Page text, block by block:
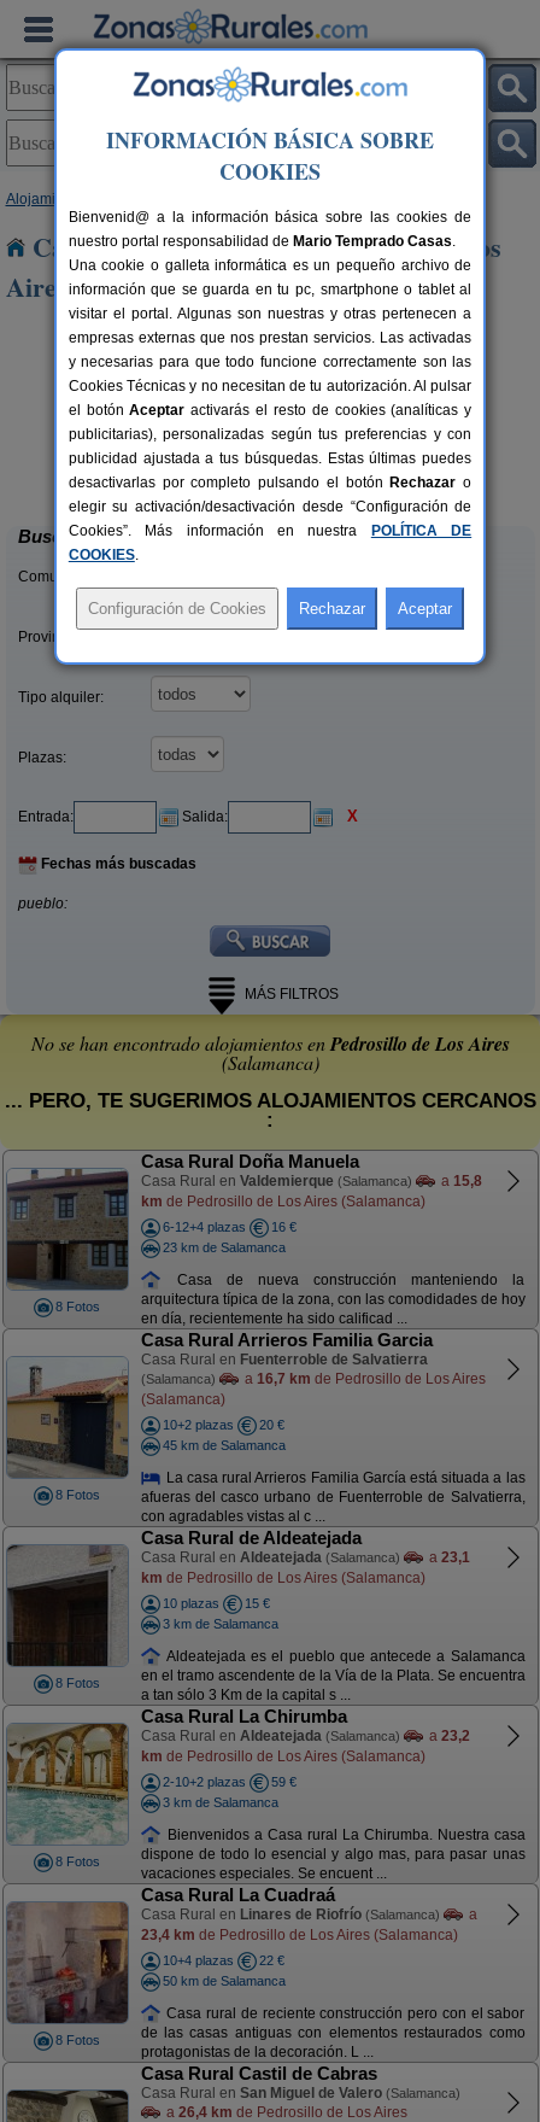
Alojamientos
Casas Rurales cerca de Pedrosillo de Los
Aires
4-14 pers.
desde18 €
Hotel Rural El Abejal
Ciudad Rodrigo (Salamanca)
Buscar
Comunidades:
Provincias/Islas:
Tipo alquiler:
Plazas:
Entrada: Salida: X
Fechas más buscadas
pueblo:
MÁS FILTROS
No se han encontrado alojamientos enPedrosillo de Los Aires
(Salamanca)
... PERO, TE SUGERIMOS ALOJAMIENTOS CERCANOS
:
8 Fotos
Casa Rural Doña Manuela
Casa Rural en Valdemierque (Salamanca) a 15,8
km de Pedrosillo de Los Aires (Salamanca)
6-12+4 plazas
16 €
23 km de Salamanca
Casa de nueva construcción manteniendo la
arquitectura típica de la zona, con las comodidades de hoy
en día, recientemente ha sido calificad ...
8 Fotos
Casa Rural Arrieros Familia Garcia
Casa Rural en Fuenterroble de Salvatierra
(Salamanca) a 16,7 km de Pedrosillo de Los Aires
(Salamanca)
10+2 plazas
20 €
45 km de Salamanca
La casa rural Arrieros Familia García está situada a las
afueras del casco urbano de Fuenterroble de Salvatierra,
con agradables vistas al c ...
8 Fotos
Casa Rural de Aldeatejada
Casa Rural en Aldeatejada (Salamanca) a 23,1
km de Pedrosillo de Los Aires (Salamanca)
10 plazas
15 €
3 km de Salamanca
Aldeatejada es el pueblo que antecede a Salamanca
en el tramo ascendente de la Vía de la Plata. Se encuentra
a tan sólo 3 Km de la capital s ...
8 Fotos
Casa Rural La Chirumba
Casa Rural en Aldeatejada (Salamanca) a 23,2
km de Pedrosillo de Los Aires (Salamanca)
2-10+2 plazas
59 €
3 km de Salamanca
Bienvenidos a Casa rural La Chirumba. Nuestra casa
dispone de todo lo esencial y algo mas, para pasar unas
vacaciones especiales. Se encuent ...
8 Fotos
Casa Rural La Cuadraá
Casa Rural en Linares de Riofrío (Salamanca)
a
23,4 km de Pedrosillo de Los Aires (Salamanca)
10+4 plazas
22 €
50 km de Salamanca
Casa rural de reciente construcción pero con el sabor
de las casas antiguas con elementos restaurados como
protagonistas de la decoración. L ...
Casa Rural Castil de Cabras
Casa Rural en San Miguel de Valero (Salamanca)
a 26,4 km de Pedrosillo de Los Aires
INFORMACIÓN BÁSICA SOBRE
COOKIES
Bienvenid@ a la información básica sobre las cookies de
nuestro portal responsabilidad de Mario Temprado Casas.
Una cookie o galleta informática es un pequeño archivo de
información que se guarda en tu pc, smartphone o tablet al
visitar el portal. Algunas son nuestras y otras pertenecen a
empresas externas que nos prestan servicios. Las activadas
y necesarias para que todo funcione correctamente son las
Cookies Técnicas y no necesitan de tu autorización. Al pulsar
el botónAceptar activarás el resto de cookies (analíticas y
publicitarias), personalizadas según tus preferencias y con
publicidad ajustada a tus búsquedas. Estas últimas puedes
desactivarlas por completo pulsando el botón Rechazar o
elegir su activación/desactivación desde “Configuración de
Cookies”. Más información en nuestra
POLÍTICA DE
COOKIES.